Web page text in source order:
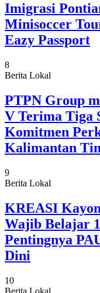
Imigrasi
Minisoccer
Eazy Passport
8
Berita Lokal
PTPN Group
V Terima Tiga
Komitmen
Kalimantan
9
Berita Lokal
KREASI
Wajib Belajar
Pentingnya
Dini
10
Berita Lokal